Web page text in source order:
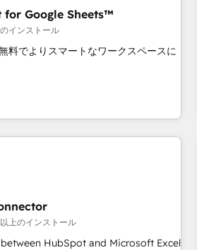
for Google Sheets™
インストール
料でよりスマートなワークスペースに
上のインストール
HubSpot and Microsoft Excel